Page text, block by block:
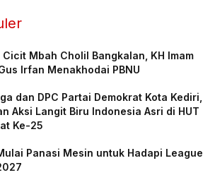
Mbah Cholil Bangkalan, KH Imam
Irfan Menakhodai PBNU
dan DPC Partai Demokrat Kota Kediri,
Aksi Langit Biru Indonesia Asri di HUT
Ke-25
Panasi Mesin untuk Hadapi League